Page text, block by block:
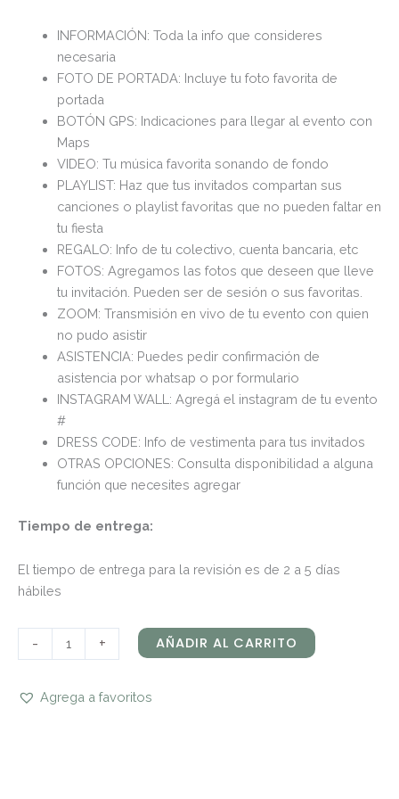
INFORMACIÓN: Toda la info que consideres
necesaria
FOTO DE PORTADA: Incluye tu foto favorita de
portada
BOTÓN GPS: Indicaciones para llegar al evento con
Maps
VIDEO: Tu música favorita sonando de fondo
PLAYLIST: Haz que tus invitados compartan sus
canciones o playlist favoritas que no pueden faltar en
tu fiesta
REGALO: Info de tu colectivo, cuenta bancaria, etc
FOTOS: Agregamos las fotos que deseen que lleve
tu invitación. Pueden ser de sesión o sus favoritas.
ZOOM: Transmisión en vivo de tu evento con quien
no pudo asistir
ASISTENCIA: Puedes pedir confirmación de
asistencia por whatsap o por formulario
INSTAGRAM WALL: Agregá el instagram de tu evento
#
DRESS CODE: Info de vestimenta para tus invitados
OTRAS OPCIONES: Consulta disponibilidad a alguna
función que necesites agregar
Tiempo de entrega:
El tiempo de entrega para la revisión es de 2 a 5 días
hábiles
- + AÑADIR AL CARRITO
Agrega a favoritos